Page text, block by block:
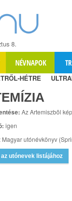
8.
NÉVNAPOK
HÉTRE
Az Artemiszbõl
igen
Magyar utónévkönyv
utónevek listájához